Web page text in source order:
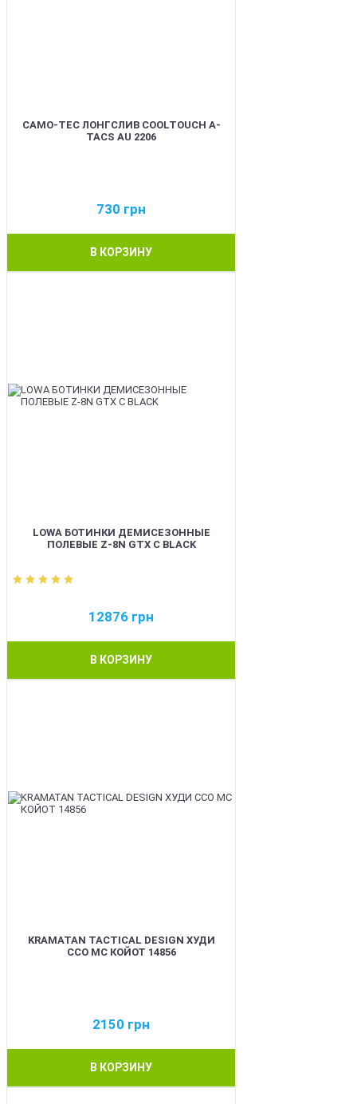
CAMO-TEC ЛОНГСЛИВ COOLTOUCH A-
TACS AU 2206
730 грн
В КОРЗИНУ
LOWA БОТИНКИ ДЕМИСЕЗОННЫЕ
ПОЛЕВЫЕ Z-8N GTX C BLACK
12876 грн
В КОРЗИНУ
KRAMATAN TACTICAL DESIGN ХУДИ
ССО МС КОЙОТ 14856
2150 грн
В КОРЗИНУ